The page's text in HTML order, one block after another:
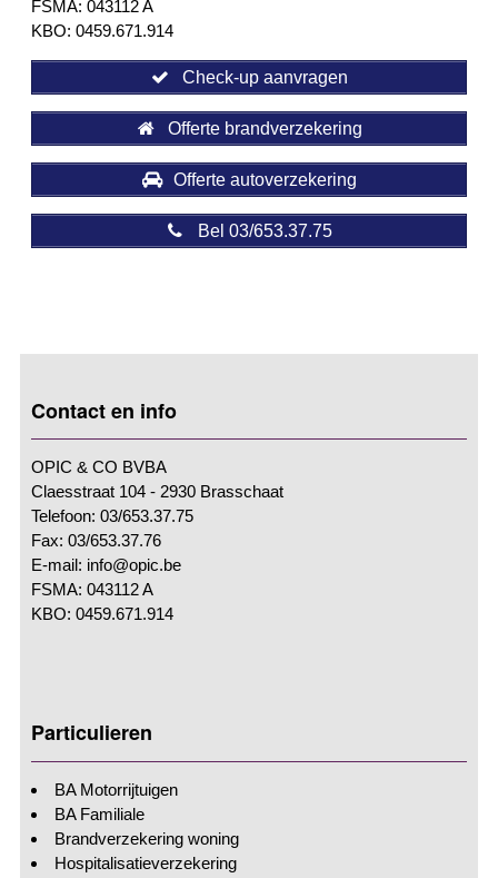
FSMA: 043112 A
KBO: 0459.671.914
Check-up aanvragen
Offerte brandverzekering
Offerte autoverzekering
Bel 03/653.37.75
Contact en info
OPIC & CO BVBA
Claesstraat 104 - 2930 Brasschaat
Telefoon: 03/653.37.75
Fax: 03/653.37.76
E-mail: info@opic.be
FSMA: 043112 A
KBO: 0459.671.914
Particulieren
BA Motorrijtuigen
BA Familiale
Brandverzekering woning
Hospitalisatieverzekering